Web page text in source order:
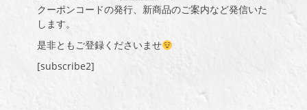
クーポンコードの発行、新商品のご案内など発信いた
します。
是非ともご登録くださいませ
[subscribe2]